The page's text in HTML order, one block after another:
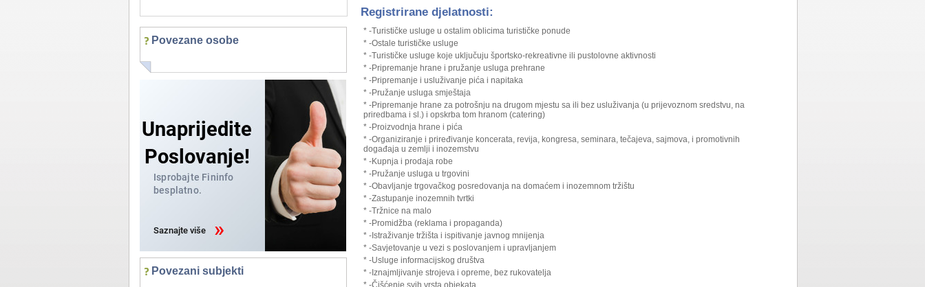
Povezane osobe
Povezani subjekti
Registrirane djelatnosti:
* -Turističke usluge u ostalim oblicima turističke ponude
* -Ostale turističke usluge
* -Turističke usluge koje uključuju športsko-rekreativne ili pustolovne aktivnosti
* -Pripremanje hrane i pružanje usluga prehrane
* -Pripremanje i usluživanje pića i napitaka
* -Pružanje usluga smještaja
* -Pripremanje hrane za potrošnju na drugom mjestu sa ili bez usluživanja (u prijevoznom sredstvu, na
priredbama i sl.) i opskrba tom hranom (catering)
* -Proizvodnja hrane i pića
* -Organiziranje i priređivanje koncerata, revija, kongresa, seminara, tečajeva, sajmova, i promotivnih
događaja u zemlji i inozemstvu
* -Kupnja i prodaja robe
* -Pružanje usluga u trgovini
* -Obavljanje trgovačkog posredovanja na domaćem i inozemnom tržištu
* -Zastupanje inozemnih tvrtki
* -Tržnice na malo
* -Promidžba (reklama i propaganda)
* -Istraživanje tržišta i ispitivanje javnog mnijenja
* -Savjetovanje u vezi s poslovanjem i upravljanjem
* -Usluge informacijskog društva
* -Iznajmljivanje strojeva i opreme, bez rukovatelja
* -Čišćenje svih vrsta objekata